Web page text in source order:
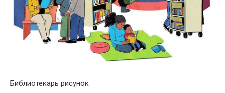
Библиотекарь рисунок